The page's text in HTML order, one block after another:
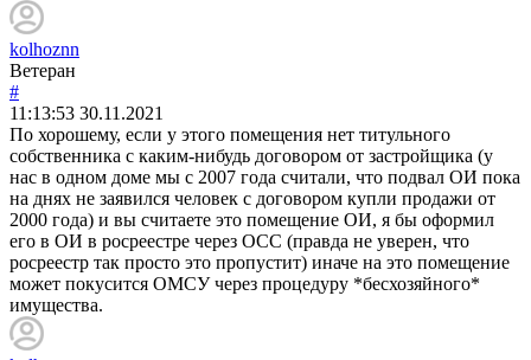
kolhoznn
Ветеран
#
11:13:53 30.11.2021
По хорошему, если у этого помещения нет титульного
собственника с каким-нибудь договором от застройщика (у
нас в одном доме мы с 2007 года считали, что подвал ОИ пока
на днях не заявился человек с договором купли продажи от
2000 года) и вы считаете это помещение ОИ, я бы оформил
его в ОИ в росреестре через ОСС (правда не уверен, что
росреестр так просто это пропустит) иначе на это помещение
может покусится ОМСУ через процедуру *бесхозяйного*
имущества.